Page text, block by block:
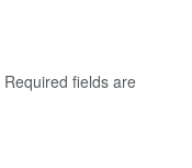
Required fields are